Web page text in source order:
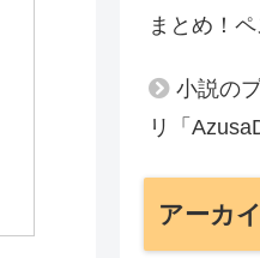
まとめ！
小説の
リ「
アーカ